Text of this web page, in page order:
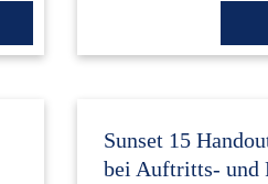
Sunset 15
bei Auftritts- und